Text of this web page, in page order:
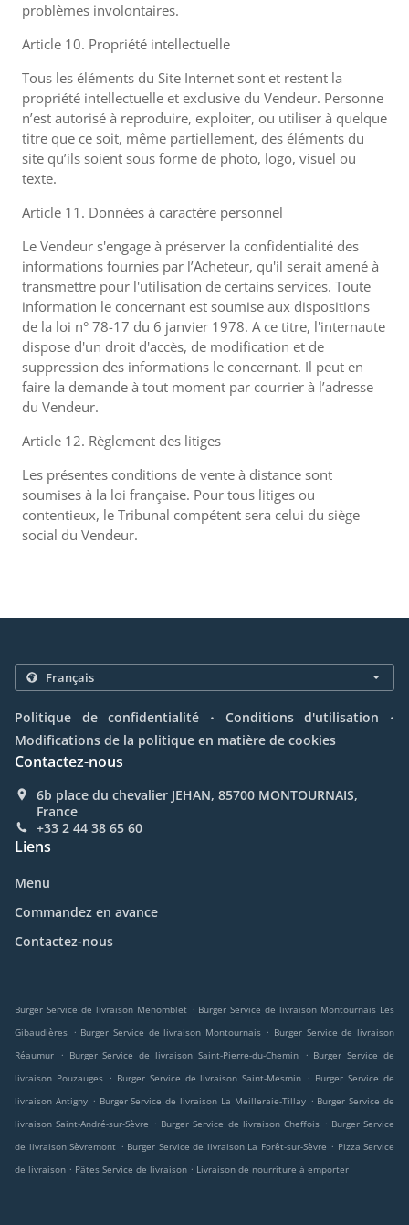
problèmes involontaires.
Article 10. Propriété intellectuelle
Tous les éléments du Site Internet sont et restent la
propriété intellectuelle et exclusive du Vendeur. Personne
n’est autorisé à reproduire, exploiter, ou utiliser à quelque
titre que ce soit, même partiellement, des éléments du
site qu’ils soient sous forme de photo, logo, visuel ou
texte.
Article 11. Données à caractère personnel
Le Vendeur s'engage à préserver la confidentialité des
informations fournies par l’Acheteur, qu'il serait amené à
transmettre pour l'utilisation de certains services. Toute
information le concernant est soumise aux dispositions
de la loi n° 78-17 du 6 janvier 1978. A ce titre, l'internaute
dispose d'un droit d'accès, de modification et de
suppression des informations le concernant. Il peut en
faire la demande à tout moment par courrier à l’adresse
du Vendeur.
Article 12. Règlement des litiges
Les présentes conditions de vente à distance sont
soumises à la loi française. Pour tous litiges ou
contentieux, le Tribunal compétent sera celui du siège
social du Vendeur.
Politique de confidentialité . Conditions d'utilisation .
Modifications de la politique en matière de cookies
Contactez-nous
6b place du chevalier JEHAN, 85700 MONTOURNAIS,
France
+33 2 44 38 65 60
Liens
Menu
Commandez en avance
Contactez-nous
Burger Service de livraison Menomblet . Burger Service de livraison Montournais Les
Gibaudières . Burger Service de livraison Montournais . Burger Service de livraison
Réaumur
. Burger Service de livraison Saint-Pierre-du-Chemin . Burger Service de
livraison Pouzauges . Burger Service de livraison Saint-Mesmin . Burger Service de
livraison Antigny . Burger Service de livraison La Meilleraie-Tillay . Burger Service de
livraison Saint-André-sur-Sèvre . Burger Service de livraison Cheffois . Burger Service
de livraison Sèvremont . Burger Service de livraison La Forêt-sur-Sèvre . Pizza Service
de livraison . Pâtes Service de livraison . Livraison de nourriture à emporter